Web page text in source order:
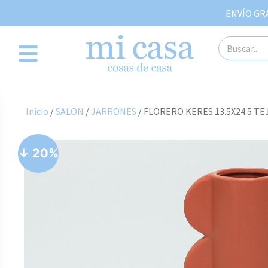
ENVÍO
Inicio /SALON /JARRONES / FLORERO KERES 13.5X24.5
↓ 20%